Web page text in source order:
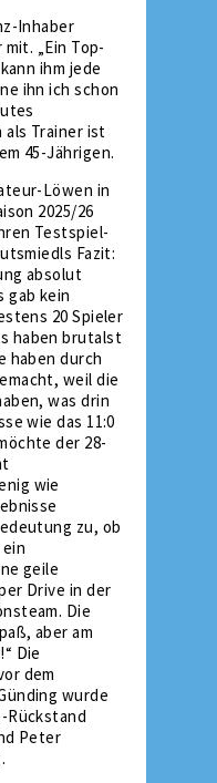
Inhaber
„Ein Top-
ihm jede
ihn ich schon
als Trainer ist
45-Jährigen.
Löwen in
2025/26
Testspiel-
Fazit:
absolut
gab kein
20 Spieler
haben brutalst
haben durch
weil die
was drin
wie das 11:0
der 28-
wie
zu, ob
geile
Drive in der
Die
aber am
Die
dem
wurde
Rückstand
Peter